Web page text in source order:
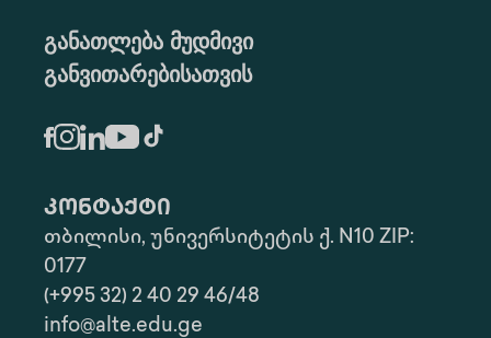
განათლება მუდმივი
განვითარებისათვის
კონტაქტი
თბილისი, უნივერსიტეტის ქ. N10 ZIP:
0177
(+995 32) 2 40 29 46/48
info@alte.edu.ge